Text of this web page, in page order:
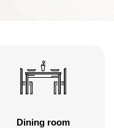
Dining room